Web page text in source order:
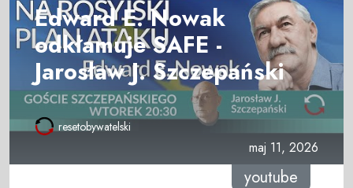
Edward E. Nowak
odkłamuje SAFE -
Jarosław J. Szczepański
resetobywatelski
maj 11, 2026
youtube